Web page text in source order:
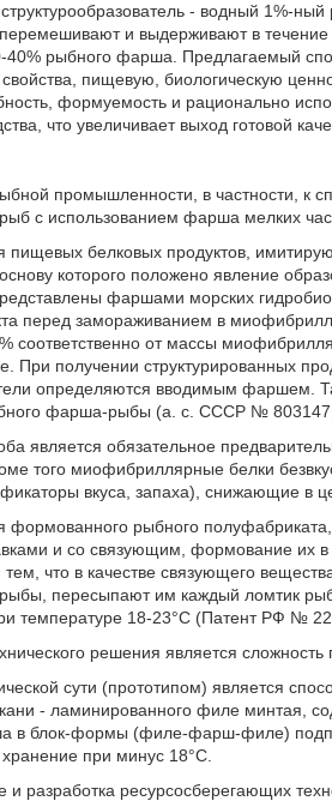
- водный 1%-
и выдерживают в
рыбного фарша. Предлагаемый
пищевую, биологическую
формуемость и рационально
что увеличивает выход готовой
промышленности, в частности, к
с использованием фарша мелких
пищевых белковых продуктов,
которого положено явление
фаршами морских
перед замораживанием в
соответственно от массы
При получении структурированных
определяются вводимым фаршем.
фарша-рыбы (а. с. СССР №
является обязательное
того миофибриллярные белки
вкуса, запаха), снижающие в
формованного рыбного
и со связующим, формование их
что в качестве связующего
рыбы, пересыпают им каждый ломтик
температуре 18-23°С (Патент РФ №
решения является
сути (прототипом) является
- ламинированного филе минтая,
в блок-формы (филе-фарш-филе)
при минус 18°С.
разработка ресурсосберегающих